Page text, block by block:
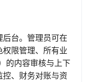
台。管理员可在
限管理、所有业
的内容审核与上下
、财务对账与资